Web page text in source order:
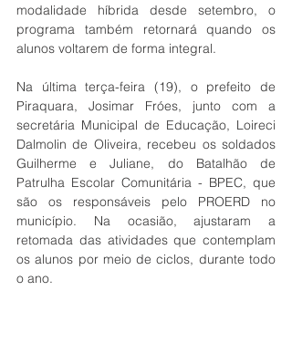
modalidade híbrida desde setembro, o
programa também retornará quando os
alunos voltarem de forma integral.
Na última terça-feira (19), o prefeito de
Piraquara, Josimar Fróes, junto com a
secretária Municipal de Educação, Loireci
Dalmolin de Oliveira, recebeu os soldados
Guilherme e Juliane, do Batalhão de
Patrulha Escolar Comunitária - BPEC, que
são os responsáveis pelo PROERD no
município. Na ocasião, ajustaram a
retomada das atividades que contemplam
os alunos por meio de ciclos, durante todo
o ano.